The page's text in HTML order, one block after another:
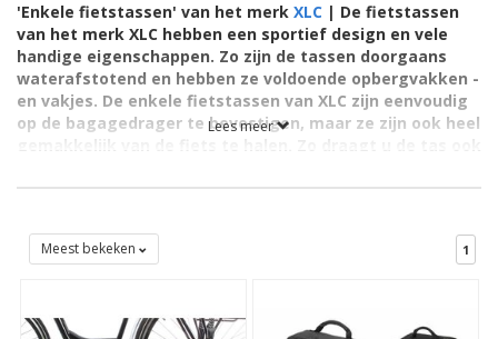
'Enkele fietstassen' van het merk XLC | De fietstassen
van het merk XLC hebben een sportief design en vele
handige eigenschappen. Zo zijn de tassen doorgaans
waterafstotend en hebben ze voldoende opbergvakken -
en vakjes. De enkele fietstassen van XLC zijn eenvoudig
op de bagagedrager te bevestigen, maar ze zijn ook heel
produceren van degelijke en betaalbare onderdelen en
accessoires voor de fiets. Daarmee wordt het kopen van een
en racefietsen. XLC maakt producten voor het reguliere fiets- en
Lees meer
Meest bekeken 1